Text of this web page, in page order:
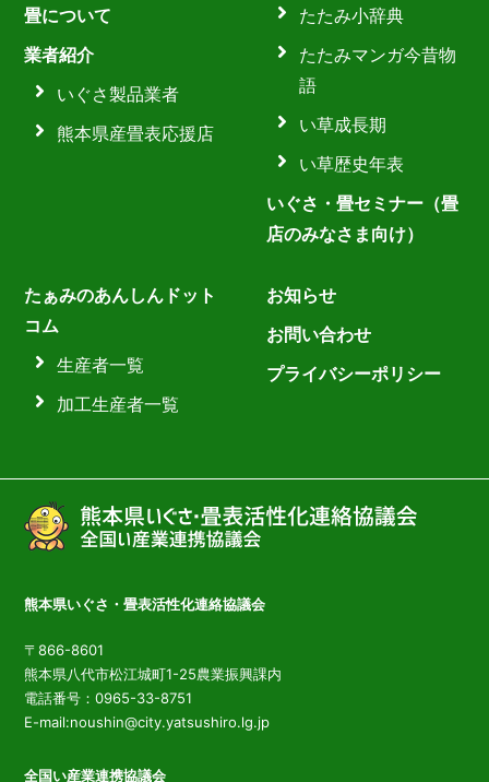
畳について
業者紹介
いぐさ製品業者
熊本県産畳表応援店
たたみ小辞典
たたみマンガ今昔物
語
い草成長期
い草歴史年表
いぐさ・畳セミナー（畳
店のみなさま向け）
たぁみのあんしんドット
コム
生産者一覧
加工生産者一覧
お知らせ
お問い合わせ
プライバシーポリシー
熊本県いぐさ・畳表活性化連絡協議会
〒866-8601
熊本県八代市松江城町1-25農業振興課内
電話番号：0965-33-8751
E-mail:noushin@city.yatsushiro.lg.jp
全国い産業連携協議会